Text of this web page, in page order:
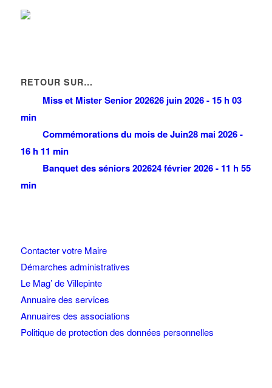
RETOUR SUR…
Miss et Mister Senior 202626 juin 2026 - 15 h 03
min
Commémorations du mois de Juin28 mai 2026 -
16 h 11 min
Banquet des séniors 202624 février 2026 - 11 h 55
min
Contacter votre Maire
Démarches administratives
Le Mag’ de Villepinte
Annuaire des services
Annuaires des associations
Politique de protection des données personnelles